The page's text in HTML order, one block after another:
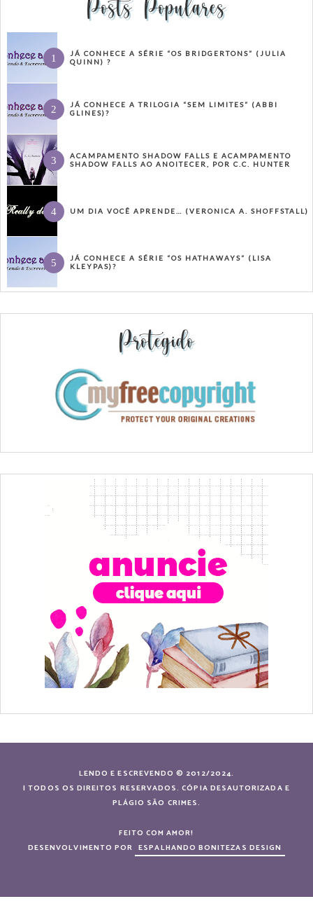
Posts Populares
JÁ CONHECE A SÉRIE “OS BRIDGERTONS” (JULIA
QUINN) ?
JÁ CONHECE A TRILOGIA “SEM LIMITES” (ABBI
GLINES)?
ACAMPAMENTO SHADOW FALLS E ACAMPAMENTO
SHADOW FALLS AO ANOITECER, POR C.C. HUNTER
UM DIA VOCÊ APRENDE… (VERONICA A. SHOFFSTALL)
JÁ CONHECE A SÉRIE “OS HATHAWAYS” (LISA
KLEYPAS)?
Protegido
LENDO E ESCREVENDO © 2012/2024.
| TODOS OS DIREITOS RESERVADOS. CÓPIA DESAUTORIZADA E
PLÁGIO SÃO CRIMES.
FEITO COM AMOR!
DESENVOLVIMENTO POR ESPALHANDO BONITEZAS DESIGN